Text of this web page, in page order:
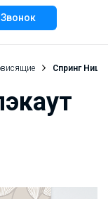
Звонок
Спринг